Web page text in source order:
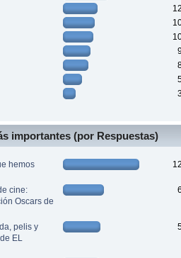
importantes (por Respuestas)
hemos
cine:
Oscars de
pelis y
EL